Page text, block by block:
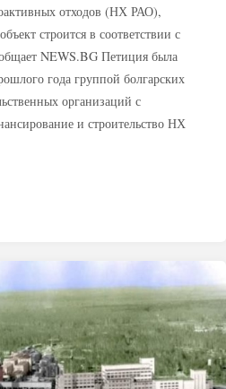
отходов (НХ РАО),
строится в соответствии с
NEWS.BG Петиция была
года группой болгарских
организаций с
и строительство НХ